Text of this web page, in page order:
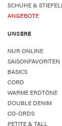
SCHUHE &
ANGEBOTE
UNSERE
NUR ONLINE
SAISONFAVORITEN
BASICS
CORD
WARME ERDTÖNE
DOUBLE DENIM
CO-ORDS
PETITE & TALL